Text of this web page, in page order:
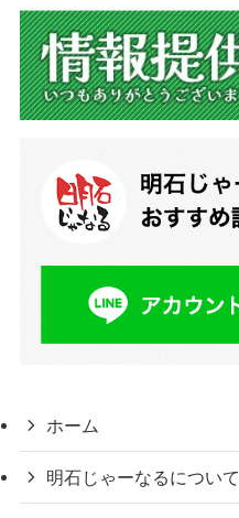
ホーム
明石じゃーなるについて